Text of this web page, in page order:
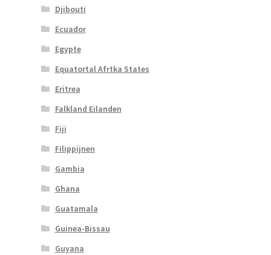
Djibouti
Ecuador
Egypte
Equatortal Afrtka States
Eritrea
Falkland Eilanden
Fiji
Filippijnen
Gambia
Ghana
Guatamala
Guinea-Bissau
Guyana